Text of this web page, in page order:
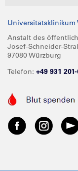
Universitätsklinikum
Anstalt des
Josef-Schneider-
97080 Würzburg
Telefon: +49 931